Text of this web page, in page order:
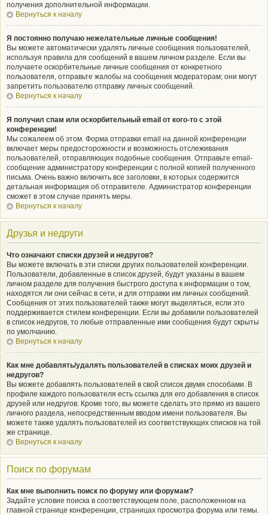
получения дополнительной информации.
Вернуться к началу
Я постоянно получаю нежелательные личные сообщения!
Вы можете автоматически удалять личные сообщения пользователей,
используя правила для сообщений в вашем личном разделе. Если вы
получаете оскорбительные личные сообщения от конкретного
пользователя, отправьте жалобы на сообщения модераторам; они могут
запретить пользователю отправку личных сообщений.
Вернуться к началу
Я получил спам или оскорбительный email от кого-то с этой
конференции!
Мы сожалеем об этом. Форма отправки email на данной конференции
включает меры предосторожности и возможность отслеживания
пользователей, отправляющих подобные сообщения. Отправьте email-
сообщение администратору конференции с полной копией полученного
письма. Очень важно включить все заголовки, в которых содержится
детальная информация об отправителе. Администратор конференции
сможет в этом случае принять меры.
Вернуться к началу
Друзья и недруги
Что означают списки друзей и недругов?
Вы можете включать в эти списки других пользователей конференции.
Пользователи, добавленные в список друзей, будут указаны в вашем
личном разделе для получения быстрого доступа к информации о том,
находятся ли они сейчас в сети, и для отправки им личных сообщений.
Сообщения от этих пользователей также могут выделяться, если это
поддерживается стилем конференции. Если вы добавили пользователей
в список недругов, то любые отправленные ими сообщения будут скрыты
по умолчанию.
Вернуться к началу
Как мне добавлять/удалять пользователей в списках моих друзей и
недругов?
Вы можете добавлять пользователей в свой список двумя способами. В
профиле каждого пользователя есть ссылка для его добавления в список
друзей или недругов. Кроме того, вы можете сделать это прямо из вашего
личного раздела, непосредственным вводом имени пользователя. Вы
можете также удалять пользователей из соответствующих списков на той
же странице.
Вернуться к началу
Поиск по форумам
Как мне выполнить поиск по форуму или форумам?
Задайте условие поиска в соответствующем поле, расположенном на
главной странице конференции, страницах просмотра форума или темы.